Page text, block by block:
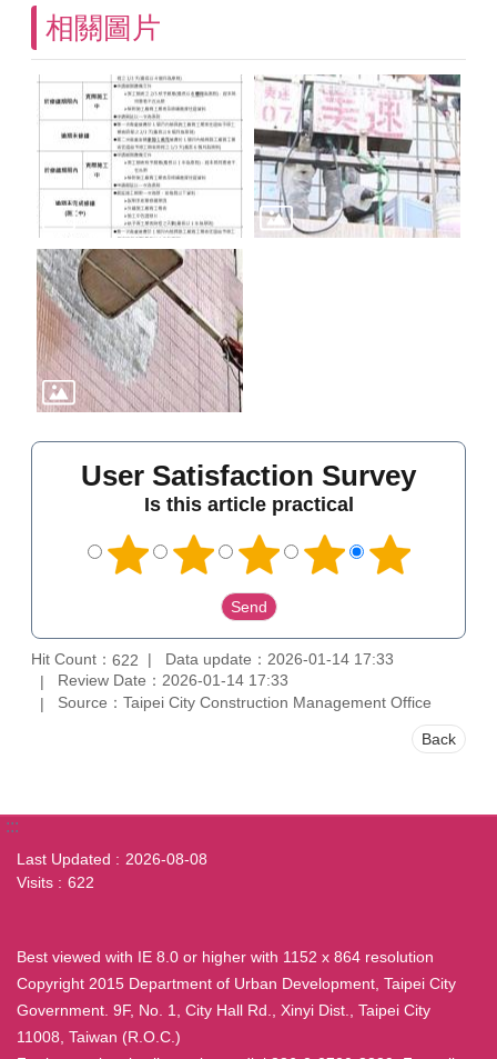
相關圖片
User Satisfaction Survey
Is this article practical
Hit Count： 622
Data update：2026-01-14 17:33
Review Date：2026-01-14 17:33
Source：Taipei City Construction Management Office
Back
:::
Last Updated
2026-08-08
Visits
622
Best viewed with IE 8.0 or higher with 1152 x 864 resolution
Copyright 2015 Department of Urban Development, Taipei City
Government. 9F, No. 1, City Hall Rd., Xinyi Dist., Taipei City
11008, Taiwan (R.O.C.)